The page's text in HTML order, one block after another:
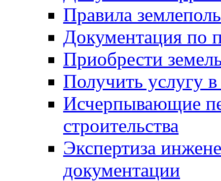
Правила
Документация по
Приобрести
Получить услугу в
Исчерпывающие
строительства
Экспертиза
документации